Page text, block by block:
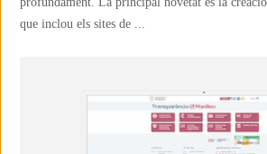
que inclou els sites de ...